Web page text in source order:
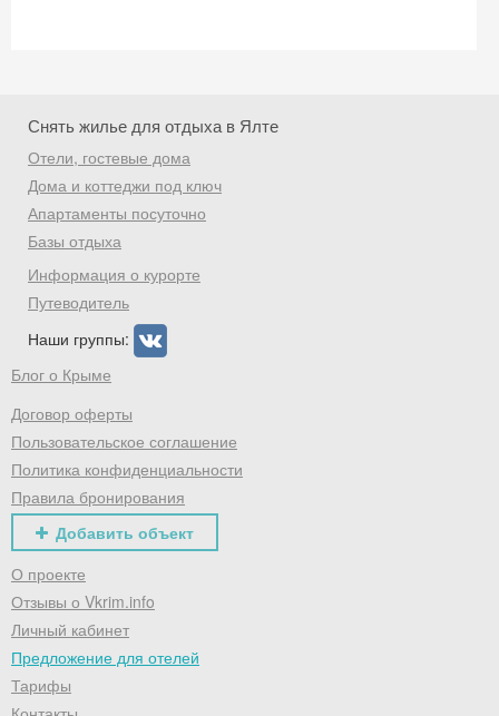
Снять жилье для отдыха в Ялте
Отели, гостевые дома
Дома и коттеджи под ключ
Апартаменты посуточно
Базы отдыха
Информация о курорте
Путеводитель
Наши группы:
Блог о Крыме
Договор оферты
Пользовательское соглашение
Политика конфиденциальности
Правила бронирования
Добавить объект
О проекте
Отзывы о Vkrim.info
Личный кабинет
Предложение для отелей
Тарифы